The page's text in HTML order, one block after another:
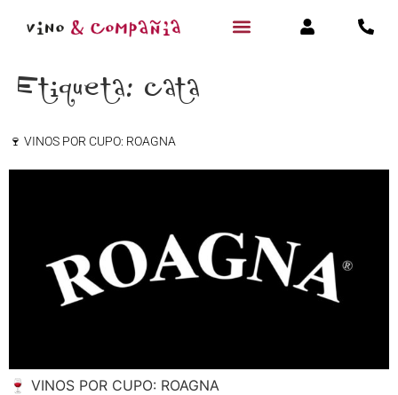
Etiqueta: cata
🍷 VINOS POR CUPO: ROAGNA
🍷 VINOS POR CUPO: ROAGNA